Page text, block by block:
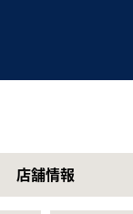
店舗情報